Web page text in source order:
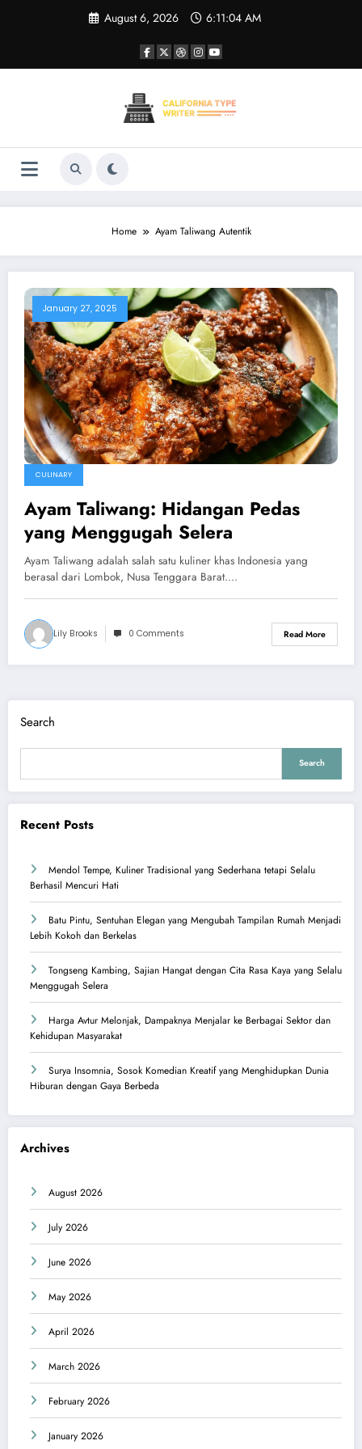
August 6, 2026 6:11:04 AM
Home Ayam Taliwang Autentik
January 27, 2025
CULINARY
Ayam Taliwang: Hidangan Pedas
yang Menggugah Selera
Ayam Taliwang adalah salah satu kuliner khas Indonesia yang
berasal dari Lombok, Nusa Tenggara Barat.…
Lily Brooks 0 Comments Read More
Search
Search
Recent Posts
Mendol Tempe, Kuliner Tradisional yang Sederhana tetapi Selalu
Berhasil Mencuri Hati
Batu Pintu, Sentuhan Elegan yang Mengubah Tampilan Rumah Menjadi
Lebih Kokoh dan Berkelas
Tongseng Kambing, Sajian Hangat dengan Cita Rasa Kaya yang Selalu
Menggugah Selera
Harga Avtur Melonjak, Dampaknya Menjalar ke Berbagai Sektor dan
Kehidupan Masyarakat
Surya Insomnia, Sosok Komedian Kreatif yang Menghidupkan Dunia
Hiburan dengan Gaya Berbeda
Archives
August 2026
July 2026
June 2026
May 2026
April 2026
March 2026
February 2026
January 2026